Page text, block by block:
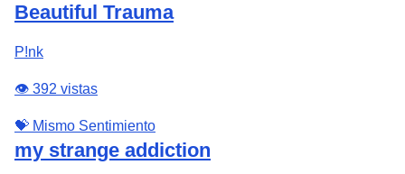
Beautiful Trauma
P!nk
👁️ 392 vistas
💝 Mismo Sentimiento
my strange addiction